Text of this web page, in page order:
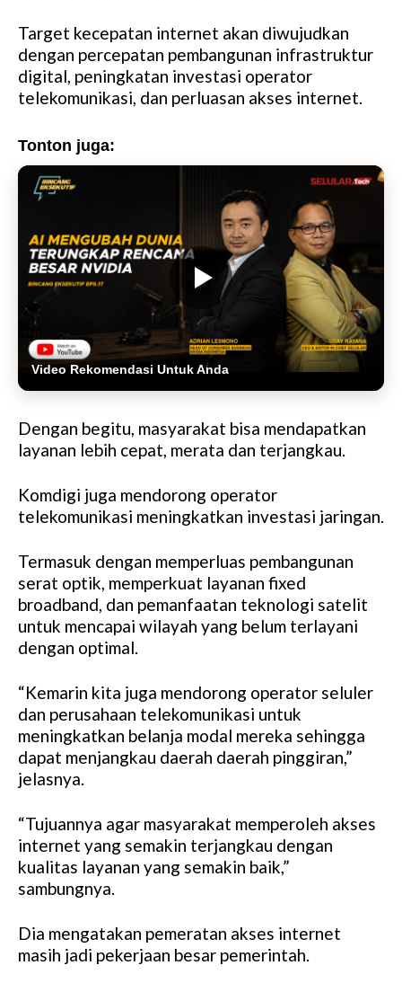
Target kecepatan internet akan diwujudkan
dengan percepatan pembangunan infrastruktur
digital, peningkatan investasi operator
telekomunikasi, dan perluasan akses internet.
Tonton juga:
Video Rekomendasi Untuk Anda
Dengan begitu, masyarakat bisa mendapatkan
layanan lebih cepat, merata dan terjangkau.
Komdigi juga mendorong operator
telekomunikasi meningkatkan investasi jaringan.
Termasuk dengan memperluas pembangunan
serat optik, memperkuat layanan fixed
broadband, dan pemanfaatan teknologi satelit
untuk mencapai wilayah yang belum terlayani
dengan optimal.
“Kemarin kita juga mendorong operator seluler
dan perusahaan telekomunikasi untuk
meningkatkan belanja modal mereka sehingga
dapat menjangkau daerah daerah pinggiran,”
jelasnya.
“Tujuannya agar masyarakat memperoleh akses
internet yang semakin terjangkau dengan
kualitas layanan yang semakin baik,”
sambungnya.
Dia mengatakan pemeratan akses internet
masih jadi pekerjaan besar pemerintah.